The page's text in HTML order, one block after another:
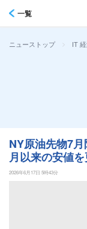
一覧
ニューストップ > IT
NY原油先物7
月以来の安値
2026年6月17日 5時43分